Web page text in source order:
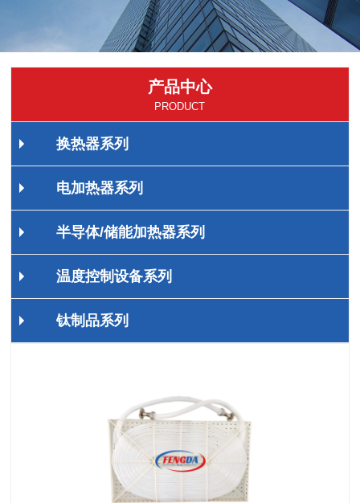
产品中心
PRODUCT
换热器系列
电加热器系列
半导体/储能加热器系列
温度控制设备系列
钛制品系列